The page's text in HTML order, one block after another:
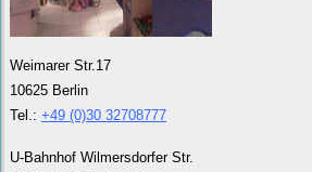
Weimarer Str.17
10625 Berlin
Tel.: +49 (0)30 32708777
U-Bahnhof Wilmersdorfer Str.